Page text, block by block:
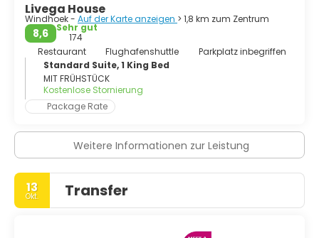
Livega House
Windhoek - Auf der Karte anzeigen > 1,8 km zum Zentrum
8,6
Sehr gut
174
Restaurant
Flughafenshuttle
Parkplatz inbegriffen
Standard Suite, 1 King Bed
MIT FRÜHSTÜCK
Kostenlose Stornierung
Package Rate
Weitere Informationen zur Leistung
13
Okt. Transfer